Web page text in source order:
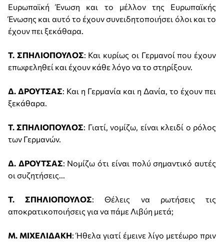
Ευρωπαϊκή Ένωση και το μέλλον της Ευρωπαϊκής
Ένωσης και αυτό το έχουν συνειδητοποιήσει όλοι και το
έχουν πει ξεκάθαρα.
Τ. ΣΠΗΛΙΟΠΟΥΛΟΣ: Και κυρίως οι Γερμανοί που έχουν
επωφεληθεί και έχουν κάθε λόγο να το στηρίξουν.
Δ. ΔΡΟΥΤΣΑΣ: Και η Γερμανία και η Δανία, το έχουν πει
ξεκάθαρα.
Τ. ΣΠΗΛΙΟΠΟΥΛΟΣ: Γιατί, νομίζω, είναι κλειδί ο ρόλος
των Γερμανών.
Δ. ΔΡΟΥΤΣΑΣ: Νομίζω ότι είναι πολύ σημαντικό αυτές
οι συζητήσεις...
Τ. ΣΠΗΛΙΟΠΟΥΛΟΣ: Θέλεις να ρωτήσεις τις
αποκρατικοποιήσεις για να πάμε Λιβύη μετά;
Μ. ΜΙΧΕΛΙΔΑΚΗ: Ήθελα γιατί έμεινε λίγο μετέωρο πριν